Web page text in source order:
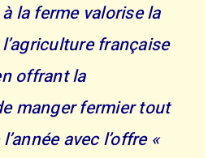
la ferme valorise la
française
offrant la
manger fermier tout
avec l’offre «